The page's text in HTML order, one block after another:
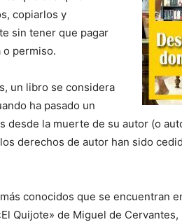
copiarlos y
sin tener que pagar
o permiso.
un libro se considera
ha pasado un
desde la muerte de su autor (o
derechos de autor han sido
conocidos que se encuentran
Quijote» de Miguel de Cervantes,